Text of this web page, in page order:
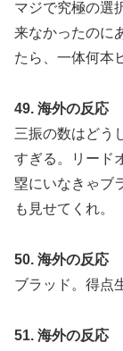
マジで究極の選
来なかったのに
たら、一体何本
49. 海外の反応
三振の数はどう
すぎる。リード
塁にいなきゃブ
も見せてくれ。
50. 海外の反応
ブラッド。得点
51. 海外の反応